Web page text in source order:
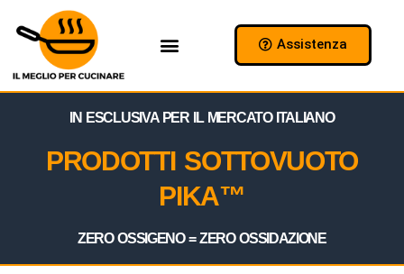
Assistenza
IN ESCLUSIVA PER IL MERCATO ITALIANO
PRODOTTI SOTTOVUOTO
PIKA™
ZERO OSSIGENO = ZERO OSSIDAZIONE